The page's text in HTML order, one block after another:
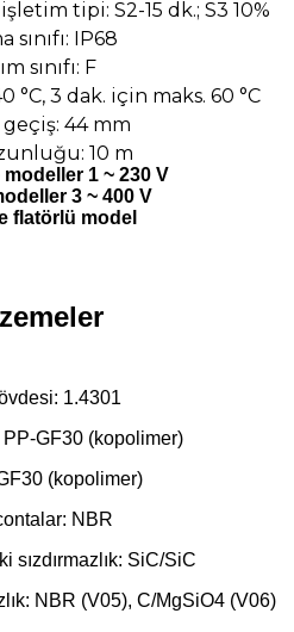
tipi: S2-15 dk.; S3 10%
sınıfı: IP68
sınıfı: F
°C, 3 dak. için maks. 60 °C
44 mm
10 m
modeller 1 ~ 230 V
3 ~ 400 V
flatörlü model
1.4301
GF30 (kopolimer)
(kopolimer)
NBR
sızdırmazlık: SiC/SiC
NBR (V05), C/MgSiO4 (V06)